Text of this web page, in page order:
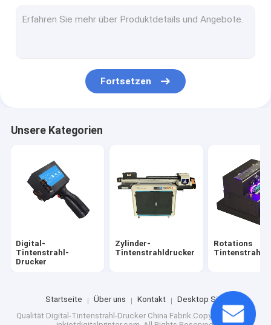
Fortsetzen
Unsere Kategorien
Digital-
Tintenstrahl-
Drucker
Zylinder-
Tintenstrahldrucker
Rotations
Startseite Über uns Kontakt
Desktop Site
Qualität Digital-Tintenstrahl-DruckerChina Fabrik.Copyright © 2026